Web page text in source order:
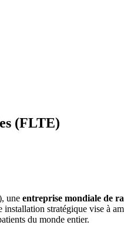
(FLTE)
une entreprise mondiale de
installation stratégique vise à
du monde entier.